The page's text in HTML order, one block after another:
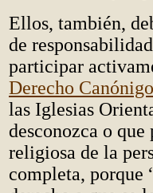
Ellos, también,
de
participar
Derecho Canónigo
las Iglesias
desconozca o
religiosa de la
completa, porque